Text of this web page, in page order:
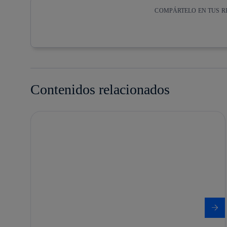
COMPÁRTELO EN TUS
Contenidos relacionados